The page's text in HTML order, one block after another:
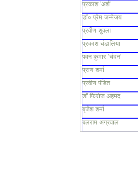
प्रकाश 'अर्श'
डॉ० प्रेम जन्मेजय
प्रवीण शुक्ला
प्रकाश चंडालिया
पवन कुमार ’चंदन’
प्राण शर्मा
प्रवीण पंडित
डॉ फिरोज अहमद
बृजेश शर्मा
बलराम अग्रवाल